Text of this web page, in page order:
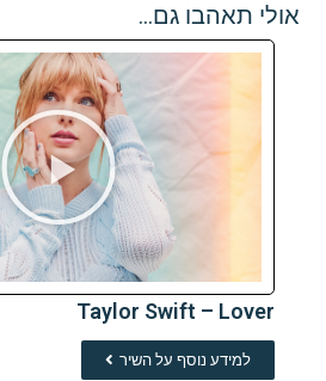
אולי תאהבו גם...
Taylor Swift – Lover
למידע נוסף על השיר